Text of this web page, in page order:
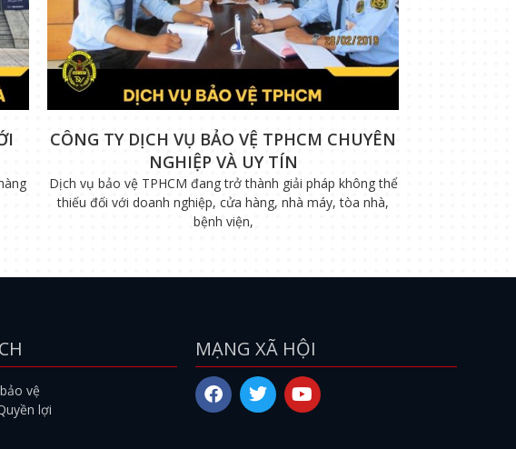
CÔNG TY DỊCH VỤ BẢO VỆ TPHCM CHUYÊN
NGHIỆP VÀ UY TÍN
Dịch vụ bảo vệ TPHCM đang trở thành giải pháp không thể
thiếu đối với doanh nghiệp, cửa hàng, nhà máy, tòa nhà,
bệnh viện,
vệ
lợi
MẠNG XÃ HỘI